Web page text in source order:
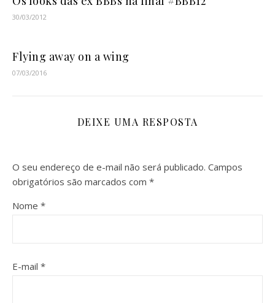
30/03/2012
Flying away on a wing
07/03/2016
DEIXE UMA RESPOSTA
O seu endereço de e-mail não será publicado. Campos
obrigatórios são marcados com *
Nome *
E-mail *